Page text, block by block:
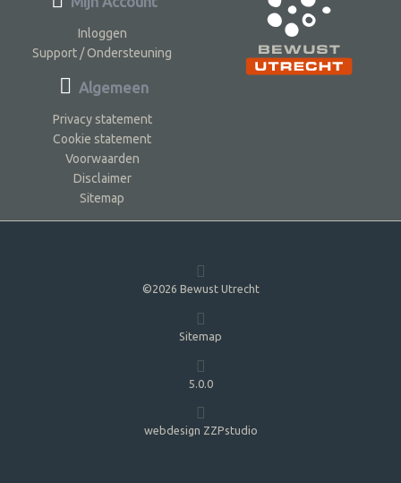
Inloggen
Support / Ondersteuning
Algemeen
Privacy statement
Cookie statement
Voorwaarden
Disclaimer
Sitemap
©2026 Bewust Utrecht
Sitemap
5.0.0
webdesign ZZPstudio